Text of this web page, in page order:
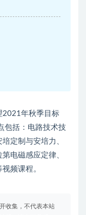
2021年秋季目标
包括：电路技术技
定制与安培力、
电磁感应定律、
频课程。
收集，不代表本站